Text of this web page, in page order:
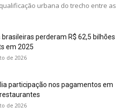
urbana do trecho entre as
brasileiras perderam R$ 62,5 bilhões
em 2025
de 2026
participação nos pagamentos em
de 2026